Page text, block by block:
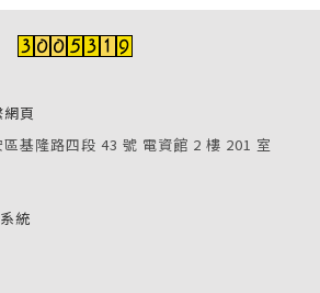
頁
基隆路四段 43 號 電資館 2 樓 201 室
統